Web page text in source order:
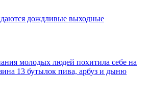
дождливые выходные
молодых людей похитила себе на
13 бутылок пива, арбуз и дыню